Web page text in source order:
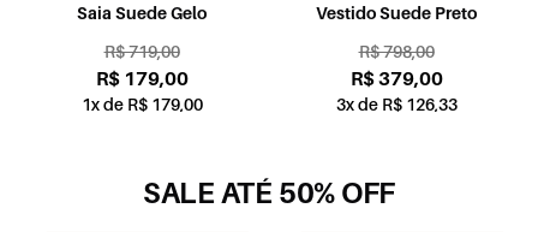
Saia Suede Gelo
R$ 719,00
R$ 179,00
1x de R$ 179,00
Vestido Suede Preto
R$ 798,00
R$ 379,00
3x de R$ 126,33
SALE ATÉ 50% OFF